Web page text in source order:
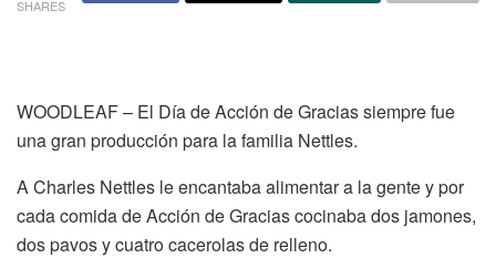
SHARES
WOODLEAF – El Día de Acción de Gracias siempre fue
una gran producción para la familia Nettles.
A Charles Nettles le encantaba alimentar a la gente y por
cada comida de Acción de Gracias cocinaba dos jamones,
dos pavos y cuatro cacerolas de relleno.